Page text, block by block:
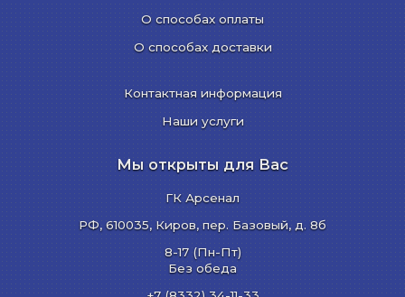
О способах оплаты
О способах доставки
Контактная информация
Наши услуги
Мы открыты для Вас
ГК Арсенал
РФ, 610035, Киров, пер. Базовый, д. 8б
8-17 (Пн-Пт)
Без обеда